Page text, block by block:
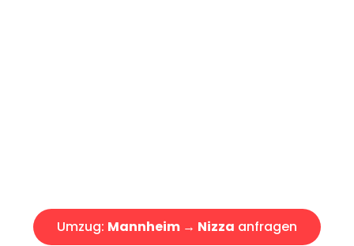
Umzug: Mannheim → Nizza anfragen